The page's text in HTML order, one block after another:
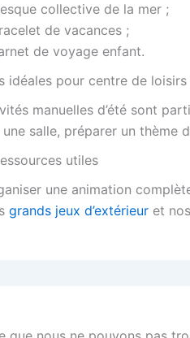
collective de la mer ;
de vacances ;
de voyage enfant.
idéales pour centre de
manuelles d’été sont
salle, préparer un thème
utiles
une animation
grands jeux d’extérieur et nos